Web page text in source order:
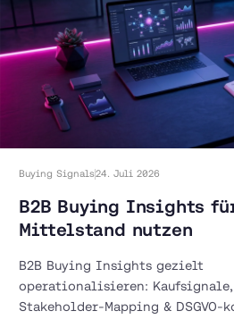
Buying Signals24. Juli 2026
B2B Buying Insights für
Mittelstand nutzen
B2B Buying Insights gezielt
operationalisieren: Kaufsignale,
Stakeholder-Mapping & DSGVO-